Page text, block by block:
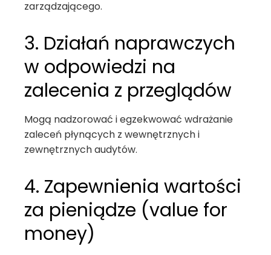
zarządzającego.
3. Działań naprawczych
w odpowiedzi na
zalecenia z przeglądów
Mogą nadzorować i egzekwować wdrażanie
zaleceń płynących z wewnętrznych i
zewnętrznych audytów.
4. Zapewnienia wartości
za pieniądze (value for
money)